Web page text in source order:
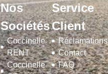
Nos
Sociétés
Coccinelle
RENT
Coccinelle
Service
Client
Réclamations
Contact
FAQ